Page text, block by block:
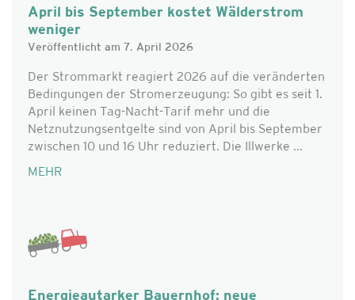
April bis September kostet Wälderstrom
weniger
Veröffentlicht am 7. April 2026
Der Strommarkt reagiert 2026 auf die veränderten
Bedingungen der Stromerzeugung: So gibt es seit 1.
April keinen Tag-Nacht-Tarif mehr und die
Netznutzungsentgelte sind von April bis September
zwischen 10 und 16 Uhr reduziert. Die Illwerke ...
MEHR
Energieautarker Bauernhof: neue